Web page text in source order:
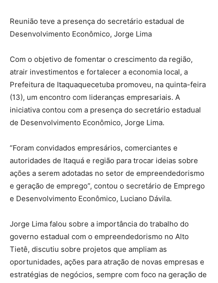
Reunião teve a presença do secretário estadual de
Desenvolvimento Econômico, Jorge Lima
Com o objetivo de fomentar o crescimento da região,
atrair investimentos e fortalecer a economia local, a
Prefeitura de Itaquaquecetuba promoveu, na quinta-feira
(13), um encontro com lideranças empresariais. A
iniciativa contou com a presença do secretário estadual
de Desenvolvimento Econômico, Jorge Lima.
“Foram convidados empresários, comerciantes e
autoridades de Itaquá e região para trocar ideias sobre
ações a serem adotadas no setor de empreendedorismo
e geração de emprego”, contou o secretário de Emprego
e Desenvolvimento Econômico, Luciano Dávila.
Jorge Lima falou sobre a importância do trabalho do
governo estadual com o empreendedorismo no Alto
Tietê, discutiu sobre projetos que ampliam as
oportunidades, ações para atração de novas empresas e
estratégias de negócios, sempre com foco na geração de